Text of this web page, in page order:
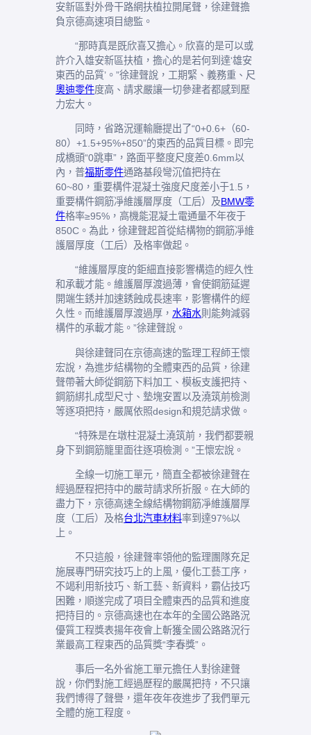
安新區對外骨干路網扶植拉開尾聲，徐建聲擔
負京德高速項目總監。
“那時真是既欣喜又擔心。欣喜的是可以或
許介入雄安新區扶植，擔心的是若何到達‘雄安
東西的品質’。”徐建聲說，工期緊、義務重、尺
奧迪零件度高、請求嚴讓一切參建者都感到壓
力宏大。
同時，省路況運輸廳提出了“0+0.6+（60-
80）+1.5+95%+850”的東西的品質目標。即完
成橋頭“0跳車”，路面平整度尺度差0.6mm以
內，普福斯零件通路基段彎沉值把持在
60~80，重要構件混凝土強度尺度差小于1.5，
重要構件鋼筋凈維護層厚度（工后）及BMW零
件格率≥95%，高機能混凝土電通量不年夜于
850C。為此，徐建聲起首從結構物的鋼筋凈維
護層厚度（工后）及格率做起。
“維護層厚度的鉅細直接影響構造的經久性
和承載才能。維護層厚渡過薄，會使鋼筋延遲
開端生銹并加速銹蝕成長速率，影響構件的經
久性。而維護層厚渡過厚， 水箱水則能夠減弱
構件的承載才能。”徐建聲說。
與徐建聲同在京德高速的監理工程師王懷
宏說，為進步結構物的全體東西的品質，徐建
聲帶著大師從鋼筋下料加工、模板支護把持、
鋼筋綁扎成型尺寸、墊塊安置以及澆筑前檢測
等逐項把持，嚴厲依照design和規范請求做。
“特殊是在墩柱混凝土澆筑前，我們都要親
身下到鋼筋籠里面往逐項檢測。”王懷宏說。
全線一切施工單元，簡直全都被徐建聲在
經過歷程把持中的嚴苛請求所折服。在大師的
盡力下，京德高速全線結構物鋼筋凈維護層厚
度（工后）及格台北汽車材料率到達97%以
上。
不只這般，徐建聲率領他的監理團隊充足
施展專門研究技巧上的上風，優化工藝工序，
不竭利用新技巧、新工藝、新資料，霸佔技巧
困難，順遂完成了項目全體東西的品質和進度
把持目的。京德高速也在本年的全國公路路況
優質工程獎表揚年夜會上斬獲全國公路路況行
業最高工程東西的品質獎“李春獎”。
事后一名外省施工單元擔任人對徐建聲
說，你們對施工經過歷程的嚴厲把持，不只讓
我們博得了聲譽，還年夜年夜進步了我們單元
全體的施工程度。